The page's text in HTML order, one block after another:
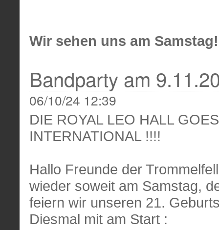
Wir sehen uns am Samstag!
Bandparty am
06/10/24 12:39
DIE ROYAL LEO HALL GOES
INTERNATIONAL !!!!
Hallo Freunde der
wieder soweit am Samstag,
feiern wir unseren 21.
Diesmal mit am Start :